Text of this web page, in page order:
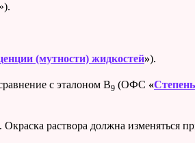
(мутности) жидкостей»).
с эталоном B9 (ОФС «
Окраска раствора должна изменяться